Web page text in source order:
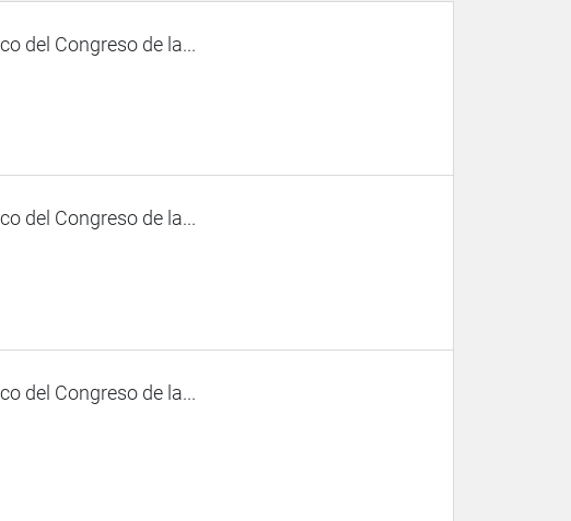
del Congreso de la...
del Congreso de la...
del Congreso de la...